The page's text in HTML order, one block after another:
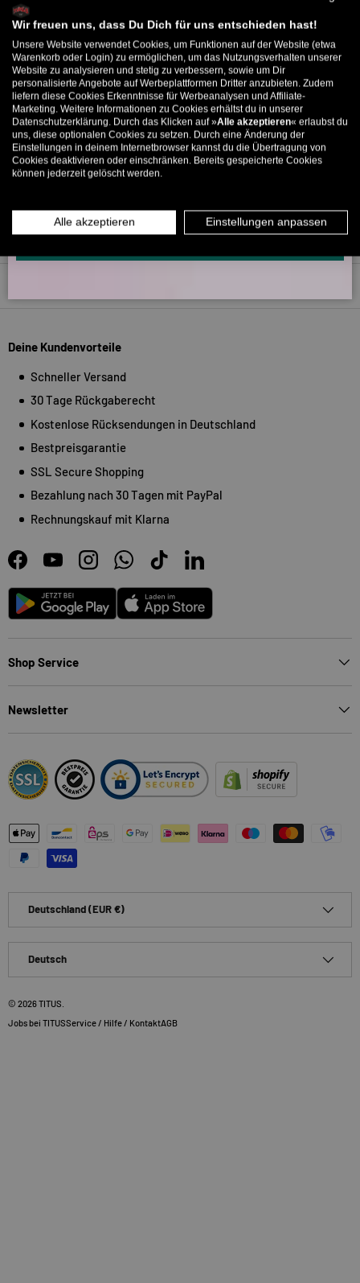
5318 266
Verifiziert von
Willkommens-Rabattcode direkt per Mail zugeschickt.
Bis zu 11% Rabatt auf deine erste Bestellung. Aufgepasst: Du
kannst nur 1x wählen! 🤫
5% ab €80 9% ab €100 11% ab €150 🔥
E-Mail
MÄNNER
INFOS ÜBER WHATSAPP? KEIN PROBLEM!
KLICK HIER UND SCHICKE UNS DIE VORGESCHRIEBENE NACHRICHT,
Deine Kundenvorteile
Schneller Versand
30 Tage Rückgaberecht
Kostenlose Rücksendungen in Deutschland
Bestpreisgarantie
SSL Secure Shopping
Bezahlung nach 30 Tagen mit PayPal
Rechnungskauf mit Klarna
FacebookYouTubeInstagramWhatsAppTikTokLinkedIn
Android App Store
Shop Service
Newsletter
Zahlungsmethoden
Deutschland (EUR €)
Deutsch
© 2026TITUS
Jobs bei TITUSService / Hilfe / KontaktAGB
Wir freuen uns, dass Du Dich für uns entschieden hast!
Unsere Website verwendet Cookies, um Funktionen auf der Website (etwa
Warenkorb oder Login) zu ermöglichen, um das Nutzungsverhalten unserer
Website zu analysieren und stetig zu verbessern, sowie um Dir
personalisierte Angebote auf Werbeplattformen Dritter anzubieten. Zudem
liefern diese Cookies Erkenntnisse für Werbeanalysen und Affiliate-
Marketing. Weitere Informationen zu Cookies erhältst du in unserer
Datenschutzerklärung. Durch das Klicken auf »Alle akzeptieren« erlaubst du
uns, diese optionalen Cookies zu setzen. Durch eine Änderung der
Einstellungen in deinem Internetbrowser kannst du die Übertragung von
Cookies deaktivieren oder einschränken. Bereits gespeicherte Cookies
können jederzeit gelöscht werden.
Alle akzeptieren Einstellungen anpassen